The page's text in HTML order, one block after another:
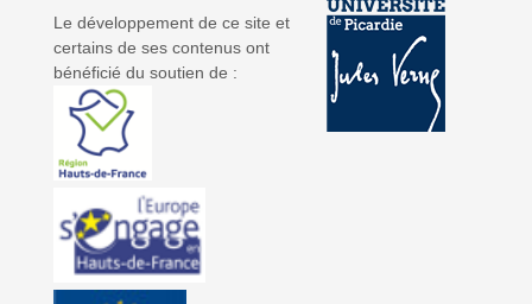
Le développement de ce site et
certains de ses contenus ont
bénéficié du soutien de :